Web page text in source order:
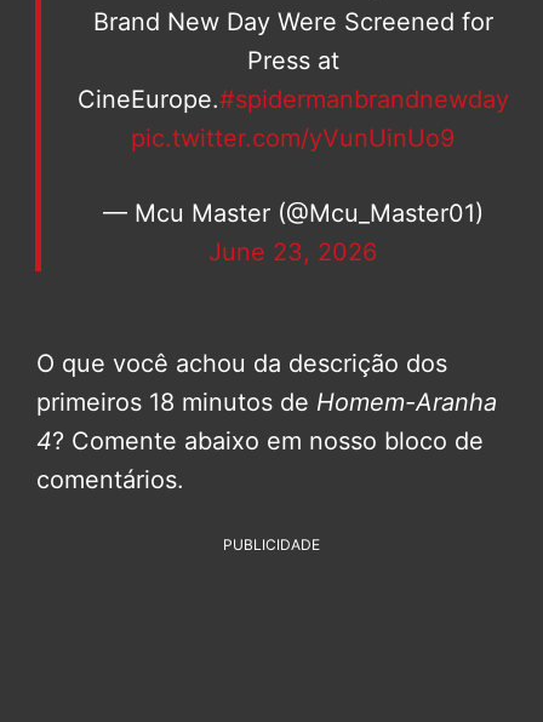
Brand New Day Were Screened for
Press at
CineEurope.#spidermanbrandnewday
pic.twitter.com/yVunUinUo9
— Mcu Master (@Mcu_Master01)
June 23, 2026
O que você achou da descrição dos
primeiros 18 minutos de Homem-Aranha
4? Comente abaixo em nosso bloco de
comentários.
PUBLICIDADE